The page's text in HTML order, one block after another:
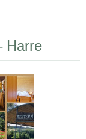
Harre